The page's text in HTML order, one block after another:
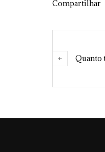
Compartilhar
Quanto